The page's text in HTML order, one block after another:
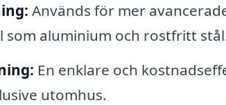
Används för mer
som aluminium och rostfritt
En enklare och
utomhus.